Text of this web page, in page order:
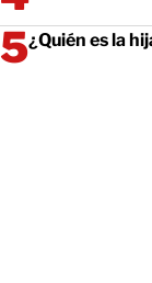
¿Quién es la